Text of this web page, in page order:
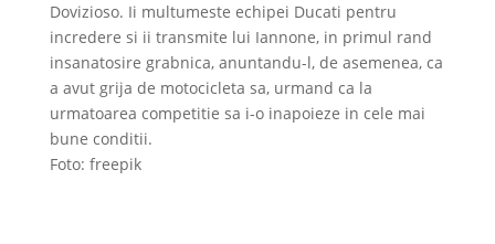
Dovizioso. Ii multumeste echipei Ducati pentru
incredere si ii transmite lui Iannone, in primul rand
insanatosire grabnica, anuntandu-l, de asemenea, ca
a avut grija de motocicleta sa, urmand ca la
urmatoarea competitie sa i-o inapoieze in cele mai
bune conditii.
Foto: freepik